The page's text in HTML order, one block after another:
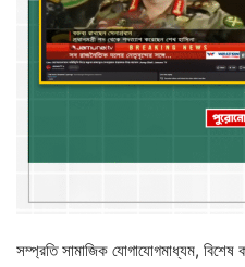
সম্প্রতি সামাজিক যোগাযোগমাধ্যম, বিশেষ